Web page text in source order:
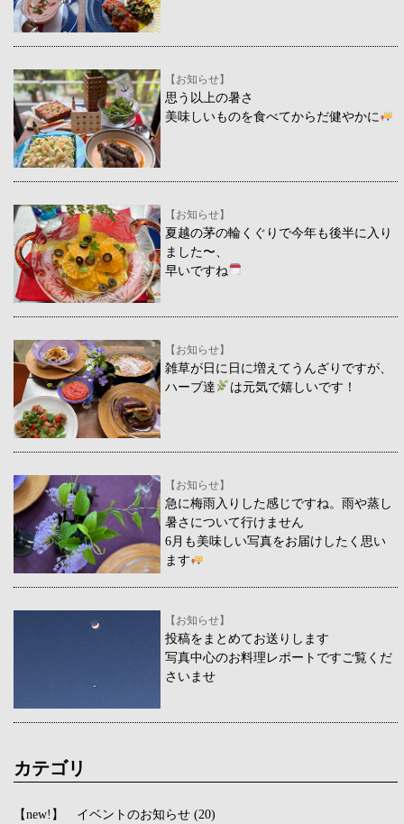
【お知らせ】
思う以上の暑さ
美味しいものを食べてからだ健やかに
【お知らせ】
夏越の茅の輪くぐりで今年も後半に入り
ました〜、
早いですね
【お知らせ】
雑草が日に日に増えてうんざりですが、
ハーブ達
は元気で嬉しいです！
【お知らせ】
急に梅雨入りした感じですね。雨や蒸し
暑さについて行けません
6月も美味しい写真をお届けしたく思い
ます
【お知らせ】
投稿をまとめてお送りします
写真中心のお料理レポートですご覧くだ
さいませ
カテゴリ
【new!】 イベントのお知らせ (20)